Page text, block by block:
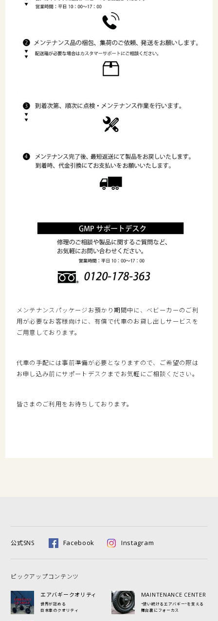
メンテナンスパッケージお預かり期間中に、ベビーカーのご利
用が必要なお客様向けに、有償で代車のお貸し出しサービスを
ご用意しております。
代車の手配には事前準備が必要となりますので、ご希望の際は
お申し込み前にサポートデスクまでお気軽にご相談ください。
皆さまのご利用をお待ちしております。
公式SNS Facebook Instagram
ピックアップコンテンツ
エアバギークオリティ
世界が認める
日本車のクオリティ
MAINTENANCE CENTER
"使い続けるエアバギー"を支える
舞台裏にフォーカス